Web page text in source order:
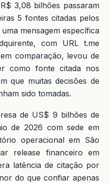
3,08 bilhões passaram
5 fontes citadas pelos
mensagem específica
com URL t.me
comparação, levou de
como fonte citada nos
que muitas decisões de
sido tomadas.
de US$ 9 bilhões de
de 2026 com sede em
operacional em São
release financeiro em
latência de citação por
do que confiar apenas